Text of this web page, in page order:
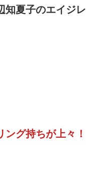
知夏子のエイジレ
グ持ちが上々！